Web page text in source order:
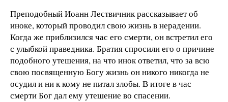
Преподобный Иоанн Лествичник рассказывает об
иноке, который проводил свою жизнь в нерадении.
Когда же приблизился час его смерти, он встретил его
с улыбкой праведника. Братия спросили его о причине
подобного утешения, на что инок ответил, что за всю
свою посвященную Богу жизнь он никого никогда не
осудил и ни к кому не питал злобы. В итоге в час
смерти Бог дал ему утешение во спасении.